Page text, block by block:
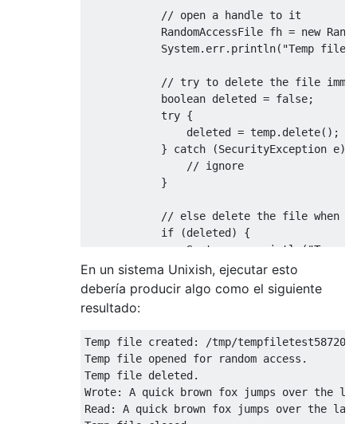
// open a handle to it
            RandomAccessFile fh =
new
            System.err.println(
"Temp file
// try to delete the file
boolean deleted = false;
try {
                deleted = temp.delete();
            }
catch (SecurityException e)
// ignore
            }
// else delete the file when
if (deleted) {
                System.err.println(
"Temp
            }
else {
                temp.deleteOnExit();
                System.err.println(
            }
try {
// test writing data to
                String str =
                fh.writeUTF(str);
                System.err.println(
En un sistema Unixish, ejecutar esto
debería producir algo como el siguiente
resultado:
Temp file created: /tmp/
Temp file opened for random access.
Temp file deleted.
Wrote: A quick brown fox jumps over the
Read: A quick brown fox jumps over the